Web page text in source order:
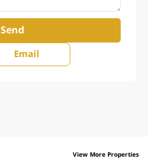
Send
Email
View More Properties